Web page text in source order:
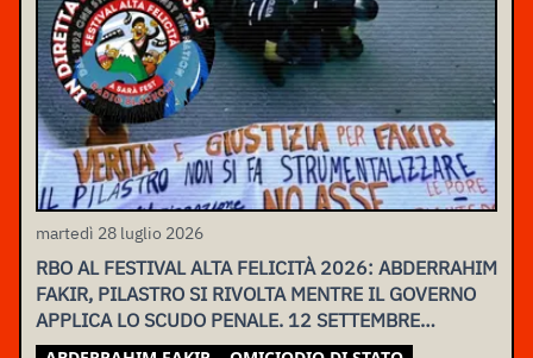
martedì 28 luglio 2026
RBO AL FESTIVAL ALTA FELICITÀ 2026: ABDERRAHIM
FAKIR, PILASTRO SI RIVOLTA MENTRE IL GOVERNO
APPLICA LO SCUDO PENALE. 12 SETTEMBRE
ASSEMBLEA NAZIONALE